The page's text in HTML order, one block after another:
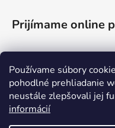
Používame súbory
pohodlné prehliadanie
neustále zlepšovali jej
informácií
Prijímame online